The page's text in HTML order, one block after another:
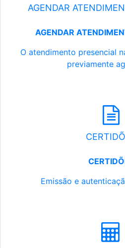
AGENDAR
AGENDAR
O atendimento presencial
previamente
Emissão e